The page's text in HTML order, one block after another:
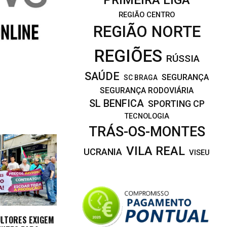
EXIGEM
REGIÃO CENTRO
REGIÃO NORTE
REGIÕES RÚSSIA
SAÚDE SC BRAGA SEGURANÇA
SEGURANÇA RODOVIÁRIA
SL BENFICA SPORTING CP
TECNOLOGIA
TRÁS-OS-MONTES
UCRANIA VILA REAL VISEU